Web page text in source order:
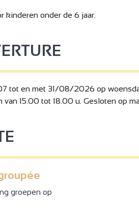
kinderen onder de 6 jaar.
tot en met 31/08/2026 op
van 15.00 tot 18.00 u. Gesloten op
groepen op